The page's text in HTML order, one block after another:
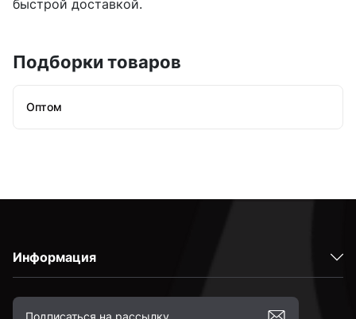
быстрой доставкой.
Подборки товаров
Оптом
Информация